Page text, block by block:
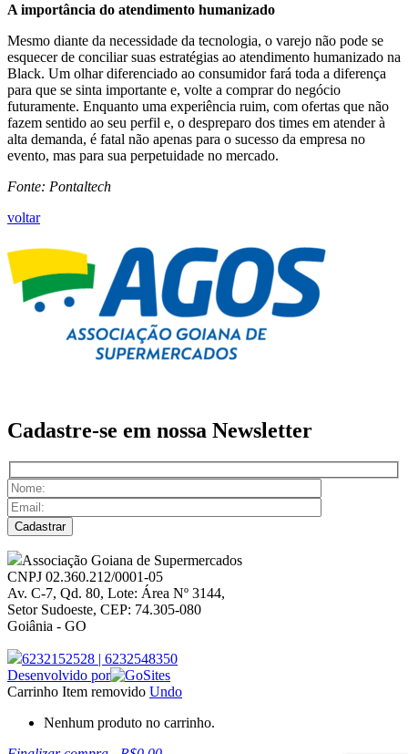
A importância do atendimento humanizado
Mesmo diante da necessidade da tecnologia, o varejo não pode se
esquecer de conciliar suas estratégias ao atendimento humanizado na
Black. Um olhar diferenciado ao consumidor fará toda a diferença
para que se sinta importante e, volte a comprar do negócio
futuramente. Enquanto uma experiência ruim, com ofertas que não
fazem sentido ao seu perfil e, o despreparo dos times em atender à
alta demanda, é fatal não apenas para o sucesso da empresa no
evento, mas para sua perpetuidade no mercado.
Fonte: Pontaltech
voltar
Cadastre-se em nossa Newsletter
Associação Goiana de Supermercados
CNPJ 02.360.212/0001-05
Av. C-7, Qd. 80, Lote: Área Nº 3144,
Setor Sudoeste, CEP: 74.305-080
Goiânia - GO
6232152528 | 6232548350
Desenvolvido por
Carrinho Item removido Undo
Nenhum produto no carrinho.